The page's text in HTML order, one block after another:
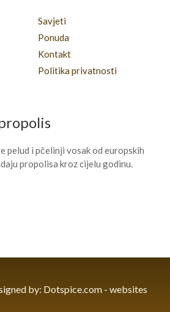
Savjeti
Ponuda
Kontakt
Politika privatnosti
pelud i pčelinji vosak od europskih
propolisa kroz cijelu godinu.
by: Dotspice.com - websites